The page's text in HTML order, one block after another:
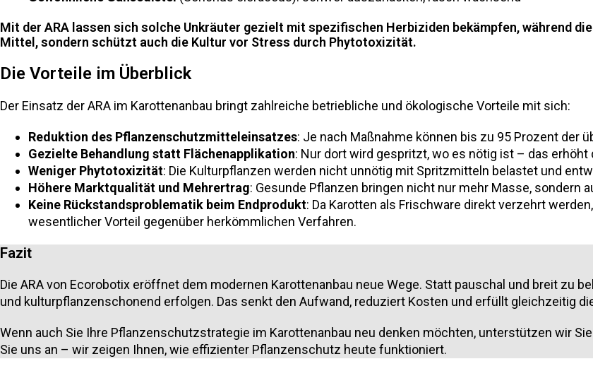
Mit der ARA lassen sich solche Unkräuter gezielt mit spezifischen Herbiziden bekämpfen, während
Mittel, sondern schützt auch die Kultur vor Stress durch Phytotoxizität.
Die Vorteile im Überblick
Der Einsatz der ARA im Karottenanbau bringt zahlreiche betriebliche und ökologische Vorteile mit sich:
Reduktion des Pflanzenschutzmitteleinsatzes: Je nach Maßnahme können bis zu 95 Prozent der
Gezielte Behandlung statt Flächenapplikation: Nur dort wird gespritzt, wo es nötig ist – das
Weniger Phytotoxizität: Die Kulturpflanzen werden nicht unnötig mit Spritzmitteln belastet und
Höhere Marktqualität und Mehrertrag: Gesunde Pflanzen bringen nicht nur mehr Masse, sondern
Keine Rückstandsproblematik beim Endprodukt: Da Karotten als Frischware direkt verzehrt
wesentlicher Vorteil gegenüber herkömmlichen Verfahren.
Fazit
Die ARA von Ecorobotix eröffnet dem modernen Karottenanbau neue Wege. Statt pauschal und breit zu
und kulturpflanzenschonend erfolgen. Das senkt den Aufwand, reduziert Kosten und erfüllt gleichzeitig
Wenn auch Sie Ihre Pflanzenschutzstrategie im Karottenanbau neu denken möchten, unterstützen wir
Sie uns an – wir zeigen Ihnen, wie effizienter Pflanzenschutz heute funktioniert.